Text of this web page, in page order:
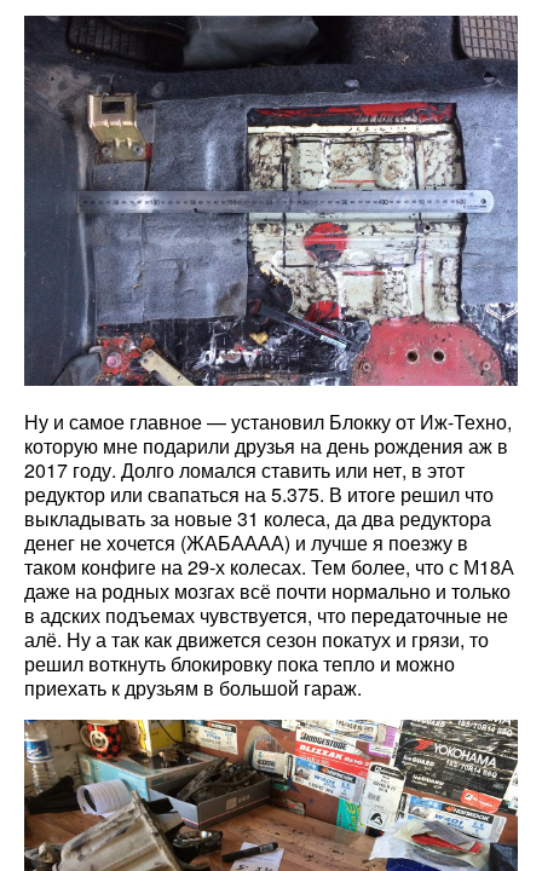
Ну и самое главное — установил Блокку от Иж-Техно,
которую мне подарили друзья на день рождения аж в
2017 году. Долго ломался ставить или нет, в этот
редуктор или свапаться на 5.375. В итоге решил что
выкладывать за новые 31 колеса, да два редуктора
денег не хочется (ЖАБАААА) и лучше я поезжу в
таком конфиге на 29-х колесах. Тем более, что с М18А
даже на родных мозгах всё почти нормально и только
в адских подъемах чувствуется, что передаточные не
алё. Ну а так как движется сезон покатух и грязи, то
решил воткнуть блокировку пока тепло и можно
приехать к друзьям в большой гараж.